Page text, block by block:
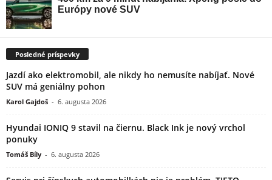
Posledné príspevky
Jazdí ako elektromobil, ale nikdy ho nemusíte nabíjať. Nové
SUV má geniálny pohon
Karol Gajdoš - 6. augusta 2026
Hyundai IONIQ 9 stavil na čiernu. Black Ink je nový vrchol
ponuky
Tomáš Bíly - 6. augusta 2026